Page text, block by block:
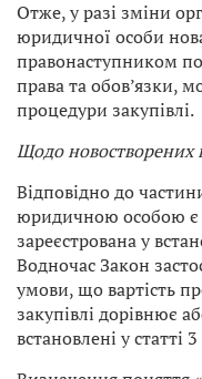
Отже, у разі зміни
юридичної особи
правонаступником
права та обов’язки,
процедури закупівлі.
Щодо новостворених
Відповідно до
юридичною особою є
зареєстрована у
Водночас Закон
умови, що вартість
закупівлі дорівнює
встановлені у статті